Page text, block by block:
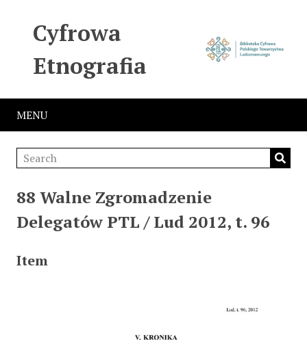
Cyfrowa
Etnografia
MENU
88 Walne Zgromadzenie
Delegatów PTL / Lud 2012, t. 96
Item